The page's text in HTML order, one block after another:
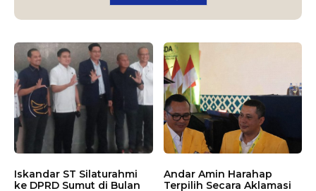
Iskandar ST Silaturahmi
ke DPRD Sumut di Bulan
Andar Amin Harahap
Terpilih Secara Aklamasi